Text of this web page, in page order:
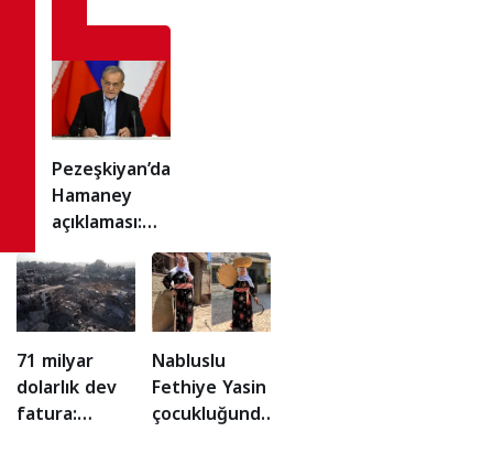
Pezeşkiyan’dan
Hamaney
açıklaması:
“Sürece engel
olmadı!”
71 milyar
dolarlık dev
fatura:
Nabluslu
Fethiye Yasin
çocukluğundan